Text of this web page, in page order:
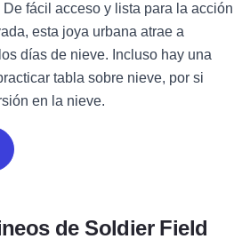
fácil acceso y lista para la acción
esta joya urbana atrae a
días de nieve. Incluso hay una
tabla sobre nieve, por si
en la nieve.
de Soldier Field